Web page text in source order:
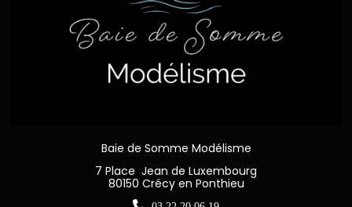
Baie de Somme Modélisme
7 Place Jean de Luxembourg
80150 Crécy en Ponthieu